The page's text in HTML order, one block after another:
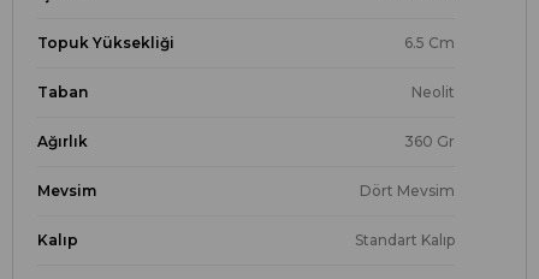
Topuk Yüksekliği 6.5 Cm
Taban Neolit
Ağırlık 360 Gr
Mevsim Dört Mevsim
Kalıp Standart Kalıp